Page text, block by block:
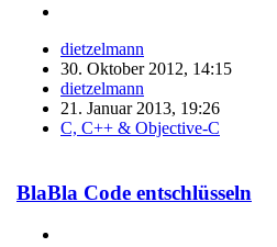
dietzelmann
30. Oktober 2012, 14:15
dietzelmann
21. Januar 2013, 19:26
C, C++ & Objective-C
BlaBla Code entschlüsseln